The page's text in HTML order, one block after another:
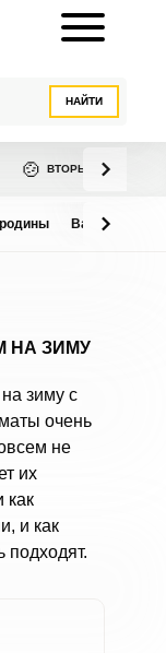
НАЙТИ
🍲 ВТОРЫЕ БЛЮДА
Варенье из
НА ЗИМУ
зиму с
очень
не
их
как
и как
подходят.